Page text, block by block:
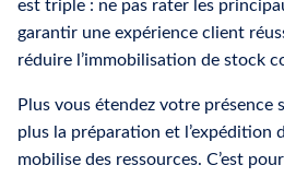
est triple : ne pas rater les
garantir une expérience client
réduire l’immobilisation de stock
Plus vous étendez votre présence
plus la préparation et l’expédition
mobilise des ressources. C’est